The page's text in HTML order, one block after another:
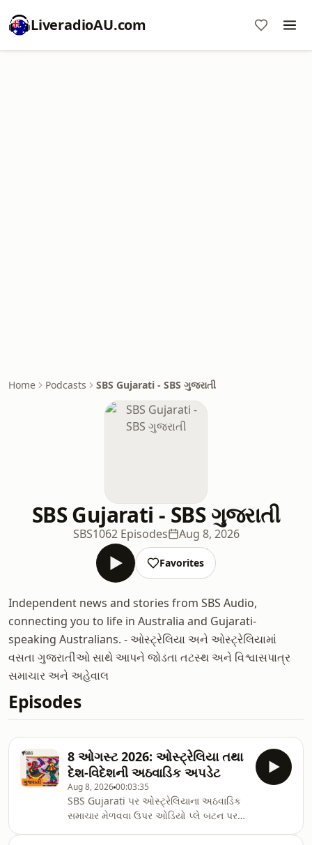
LiveradioAU.com
Home Podcasts SBS Gujarati - SBS ગુજરાતી
SBS Gujarati - SBS ગુજરાતી
SBS1062 Episodes Aug 8, 2026
Favorites
Independent news and stories from SBS Audio,
connecting you to life in Australia and Gujarati-
speaking Australians. - ઓસ્ટ્રેલિયા અને ઓસ્ટ્રેલિયામાં
વસતા ગુજરાતીઓ સાથે આપને જોડતા તટસ્થ અને વિશ્વાસપાત્ર
સમાચાર અને અહેવાલ
Episodes
8 ઓગસ્ટ 2026: ઓસ્ટ્રેલિયા તથા
દેશ-વિદેશની અઠવાડિક અપડેટ
Aug 8, 202600:03:35
SBS Gujarati પર ઓસ્ટ્રેલિયાના અઠવાડિક
સમાચાર મેળવવા ઉપર ઓડિયો પ્લે બટન પર